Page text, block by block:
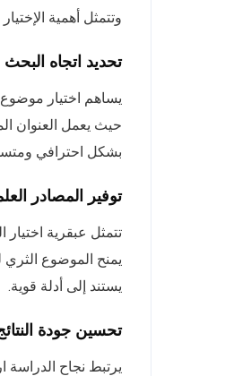
وتتمثل أهمية
تحديد اتجاه
يساهم اختيار
حيث يعمل العنوان
بشكل احترافي
توفير المصادر
تتمثل عبقرية
يمنح الموضوع
يستند إلى أدلة قوية.
تحسين جودة
يرتبط نجاح الدراسة